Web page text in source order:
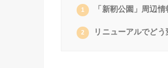
1 「新靭公園」周辺情
2 リニューアルでどう